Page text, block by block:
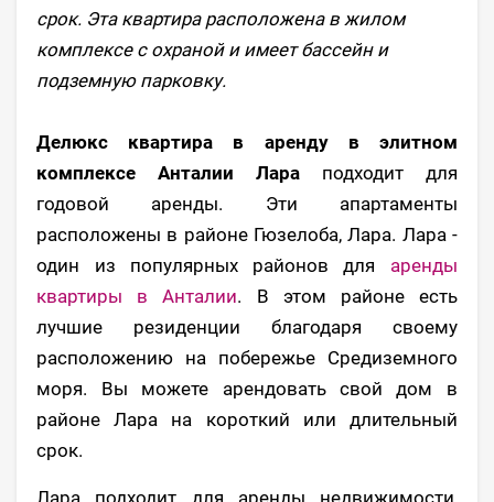
срок. Эта квартира расположена в жилом
комплексе с охраной и имеет бассейн и
подземную парковку.
Делюкс квартира в аренду в элитном
комплексе Анталии Лара подходит для
годовой аренды. Эти апартаменты
расположены в районе Гюзелоба, Лара. Лара -
один из популярных районов для аренды
квартиры в Анталии. В этом районе есть
лучшие резиденции благодаря своему
расположению на побережье Средиземного
моря. Вы можете арендовать свой дом в
районе Лара на короткий или длительный
срок.
Лара подходит для аренды недвижимости,